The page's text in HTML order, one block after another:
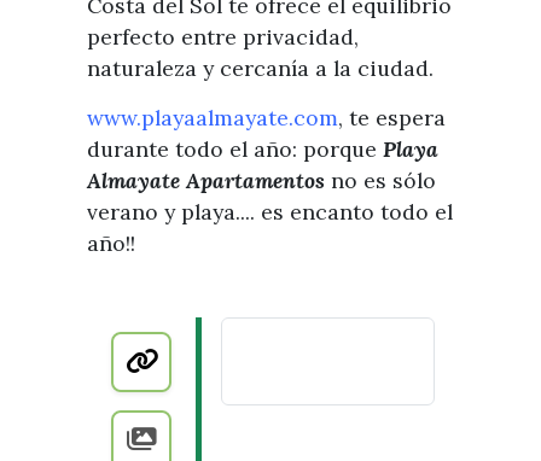
perfecto entre privacidad,
naturaleza y cercanía a la ciudad.
www.playaalmayate.com, te espera
durante todo el año: porque Playa
Almayate Apartamentos no es sólo
verano y playa.... es encanto todo el
año!!